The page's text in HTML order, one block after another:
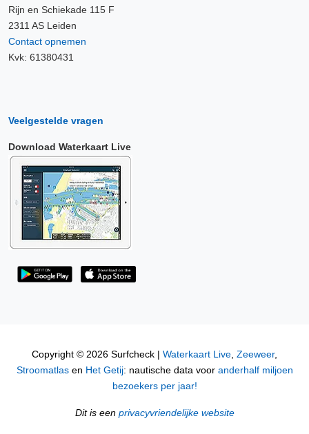
Rijn en Schiekade 115 F
2311 AS Leiden
Contact opnemen
Kvk: 61380431
Veelgestelde vragen
Download Waterkaart Live
Copyright © 2026 Surfcheck | Waterkaart Live, Zeeweer,
Stroomatlasen Het Getij: nautische data voor anderhalf miljoen
bezoekers per jaar!
Dit is een privacyvriendelijke website